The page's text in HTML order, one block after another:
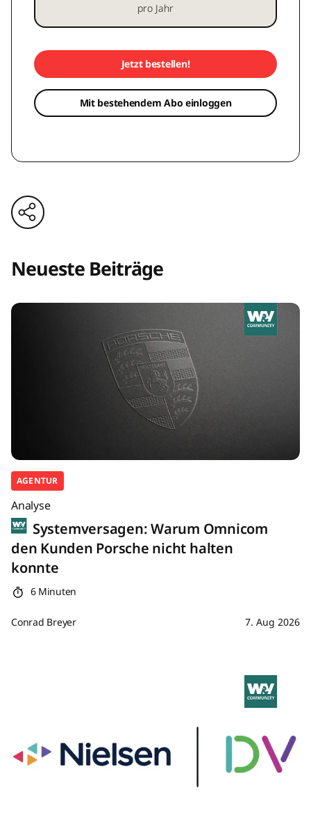
pro Jahr
Jetzt bestellen!
Mit bestehendem Abo einloggen
Neueste Beiträge
AGENTUR
Analyse
Systemversagen: Warum Omnicom
den Kunden Porsche nicht halten
konnte
6 Minuten
Conrad Breyer 7. Aug 2026